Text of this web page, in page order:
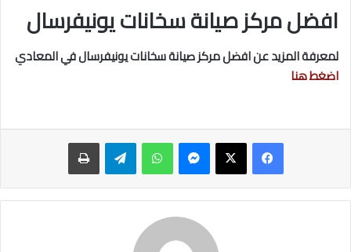
افضل مركز صيانة سخانات يونيفرسال
لمعرفة المزيد عن افضل مركز صيانة سخانات يونيفرسال في المعادي
اضغط هنا
ماسنجر واتساب تيلقرام طباعة